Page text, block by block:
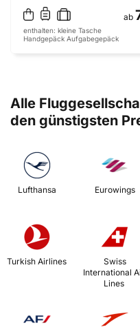
ab
enthalten: kleine Tasche
Handgepäck Aufgabegepäck
Alle
den günstigsten
Lufthansa Eurowings
Turkish Airlines
International
Lines